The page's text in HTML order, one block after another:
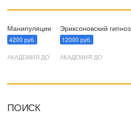
Манипуляции
4200 руб.
АКАДЕМИЯ ДО
Эриксоновский гипноз
12000 руб.
АКАДЕМИЯ ДО
ПОИСК